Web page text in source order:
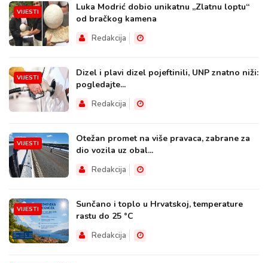
VIJESTI
Luka Modrić dobio unikatnu „Zlatnu loptu“
od bračkog kamena
Redakcija
VIJESTI
Dizel i plavi dizel pojeftinili, UNP znatno niži:
pogledajte...
Redakcija
VIJESTI
Otežan promet na više pravaca, zabrane za
dio vozila uz obal...
Redakcija
VIJESTI
Sunčano i toplo u Hrvatskoj, temperature
rastu do 25 °C
Redakcija